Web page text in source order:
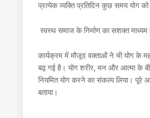
प्रत्येक व्यक्ति प्रतिदिन कुछ समय योग
स्वस्थ समाज के निर्माण का सशक्त माध्यम
कार्यक्रम में मौजूद वक्ताओं ने भी योग के
बढ़ गई है। योग शरीर, मन और आत्मा के
नियमित योग करने का संकल्प लिया। पूरे
बताया।